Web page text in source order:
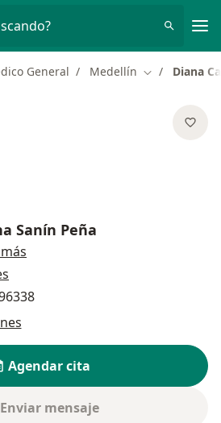
General Medellín Cambiar de
Diana
Sanín Peña
Agendar cita
Enviar mensaje